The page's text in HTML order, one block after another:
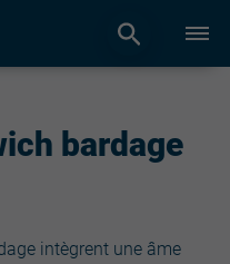
bardage
intègrent une âme